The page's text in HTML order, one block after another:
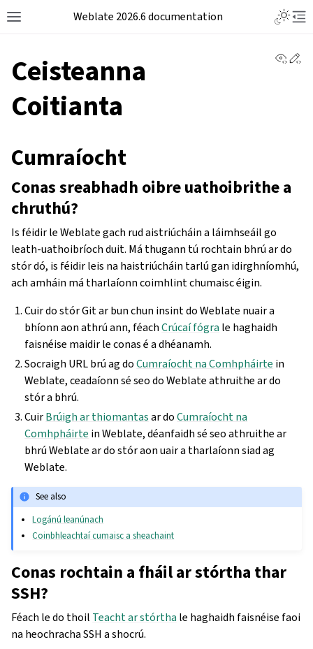
Weblate 2026.6 documentation
Ceisteanna
Coitianta
Cumraíocht
Conas sreabhadh oibre uathoibrithe a
chruthú?
Is féidir le Weblate gach rud aistriúcháin a láimhseáil go
leath-uathoibríoch duit. Má thugann tú rochtain bhrú ar do
stór dó, is féidir leis na haistriúcháin tarlú gan idirghníomhú,
ach amháin má tharlaíonn coimhlint chumaisc éigin.
Cuir do stór Git ar bun chun insint do Weblate nuair a
bhíonn aon athrú ann, féachCrúcaí fógra le haghaidh
faisnéise maidir le conas é a dhéanamh.
Socraigh URL brú ag doCumraíocht na Comhpháirte in
Weblate, ceadaíonn sé seo do Weblate athruithe ar do
stór a bhrú.
CuirBrúigh ar thiomantasar doCumraíocht na
Comhpháirte in Weblate, déanfaidh sé seo athruithe ar
bhrú Weblate ar do stór aon uair a tharlaíonn siad ag
Weblate.
See also
Logánú leanúnach
Coinbhleachtaí cumaisc a sheachaint
Conas rochtain a fháil ar stórtha thar
SSH?
Féach le do thoil Teacht ar stórtha le haghaidh faisnéise faoi
na heochracha SSH a shocrú.